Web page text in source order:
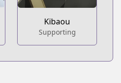
Kibaou
Supporting